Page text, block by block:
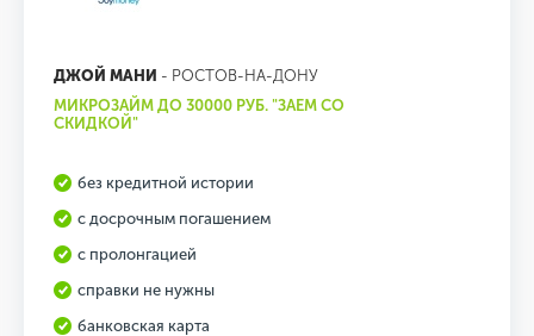
ДЖОЙ МАНИ - РОСТОВ-НА-ДОНУ
МИКРОЗАЙМ ДО 30000 РУБ. "ЗАЕМ СО
СКИДКОЙ"
без кредитной истории
с досрочным погашением
с пролонгацией
справки не нужны
банковская карта